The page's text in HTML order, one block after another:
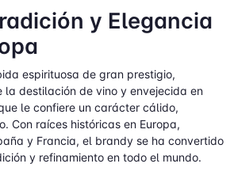
y Elegancia
espirituosa de gran prestigio,
destilación de vino y envejecida en
le confiere un carácter cálido,
Con raíces históricas en Europa,
y Francia, el brandy se ha convertido
y refinamiento en todo el mundo.